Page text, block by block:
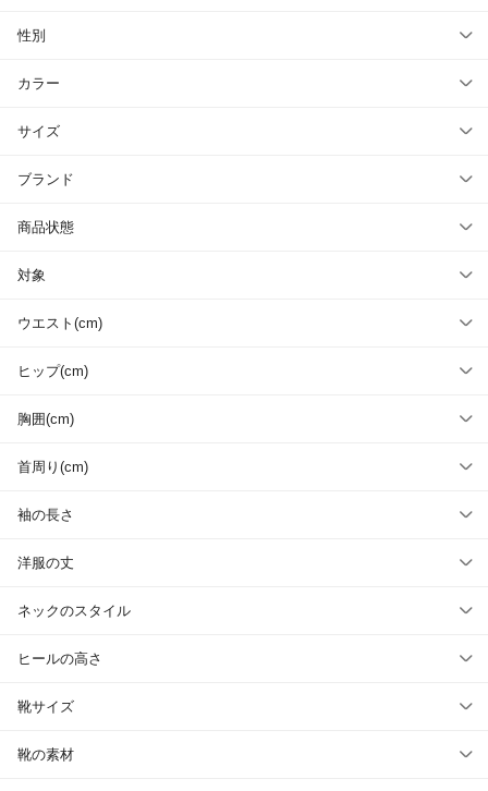
性別
カラー
サイズ
ブランド
商品状態
対象
ウエスト(cm)
ヒップ(cm)
胸囲(cm)
首周り(cm)
袖の長さ
洋服の丈
ネックのスタイル
ヒールの高さ
靴サイズ
靴の素材